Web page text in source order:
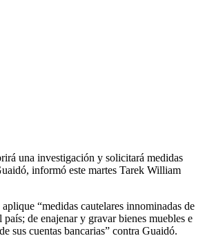
una investigación y solicitará medidas
informó este martes Tarek William
“medidas cautelares innominadas de
de enajenar y gravar bienes muebles e
sus cuentas bancarias” contra Guaidó.